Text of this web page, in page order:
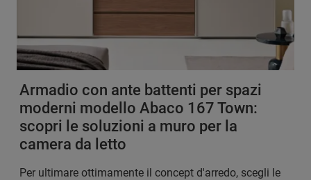
Armadio con ante battenti per spazi
moderni modello Abaco 167 Town:
scopri le soluzioni a muro per la
camera da letto
Per ultimare ottimamente il concept d'arredo, scegli le